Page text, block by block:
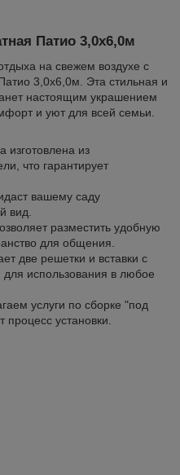
Патио 3,0х6,0м
на свежем воздухе с
3,0х6,0м. Эта стильная и
настоящим украшением
и уют для всей семьи.
изготовлена из
что гарантирует
вашему саду
вид.
разместить удобную
для общения.
две решетки и вставки с
использования в любое
услуги по сборке "под
установки.